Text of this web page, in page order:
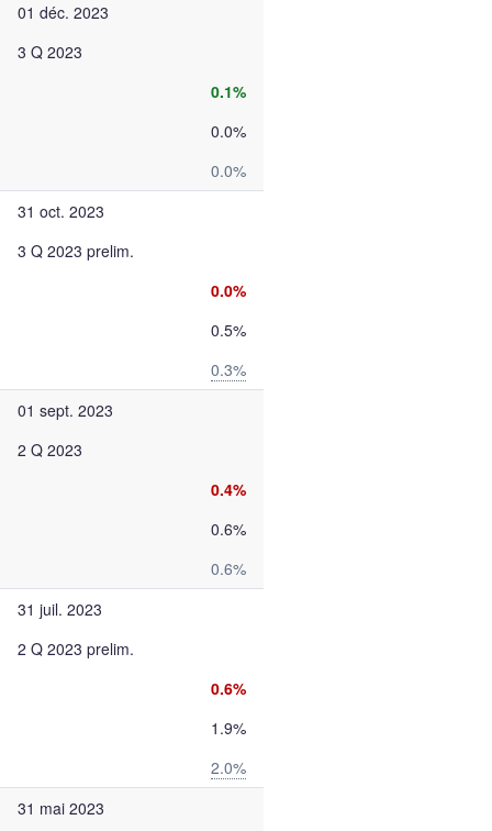
01 déc. 2023
3 Q 2023
0.1%
0.0%
0.0%
31 oct. 2023
3 Q 2023 prelim.
0.0%
0.5%
0.3%
01 sept. 2023
2 Q 2023
0.4%
0.6%
0.6%
31 juil. 2023
2 Q 2023 prelim.
0.6%
1.9%
2.0%
31 mai 2023